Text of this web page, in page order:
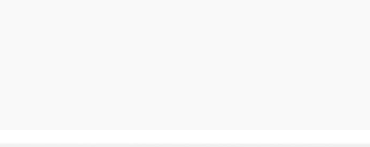
используется самообучаемая логика, характеризующаяся контролем
циклов оттайки, что положительно сказывается на
системы по протоколам ModBus, Bacnet, Bacnet-over-IP, Echelon LonWorks.